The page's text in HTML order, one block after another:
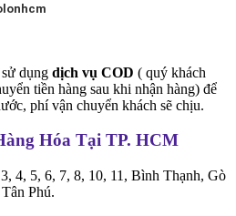
sử dụng dịch vụ COD ( quý khách
tiền hàng sau khi nhận hàng) để
phí vận chuyển khách sẽ chịu.
Hóa Tại TP. HCM
4, 5, 6, 7, 8, 10, 11, Bình Thạnh, Gò
Phú.